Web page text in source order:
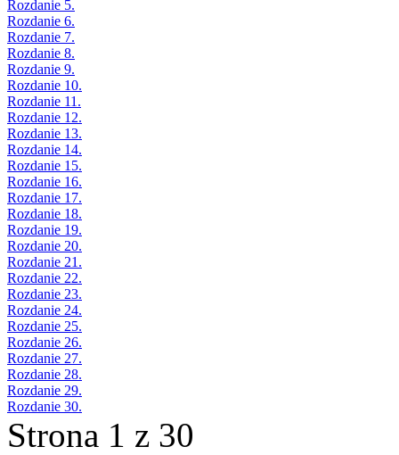
Rozdanie 5.
Rozdanie 6.
Rozdanie 7.
Rozdanie 8.
Rozdanie 9.
Rozdanie 10.
Rozdanie 11.
Rozdanie 12.
Rozdanie 13.
Rozdanie 14.
Rozdanie 15.
Rozdanie 16.
Rozdanie 17.
Rozdanie 18.
Rozdanie 19.
Rozdanie 20.
Rozdanie 21.
Rozdanie 22.
Rozdanie 23.
Rozdanie 24.
Rozdanie 25.
Rozdanie 26.
Rozdanie 27.
Rozdanie 28.
Rozdanie 29.
Rozdanie 30.
Strona 1 z 30